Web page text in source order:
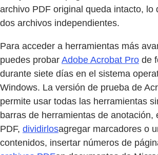
archivo PDF original queda intacto, lo
dos archivos independientes.
Para acceder a herramientas más
puedes probar Adobe Acrobat Pro de
durante siete días en el sistema
Windows. La versión de prueba de
permite usar todas las herramientas
barras de herramientas de anotación,
PDF, dividirlosagregar marcadores o
contenidos, insertar números de